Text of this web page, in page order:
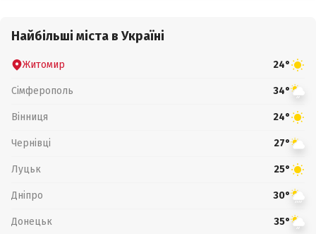
Найбільші міста в Україні
Житомир 24°
Сімферополь 34°
Вінниця 24°
Чернівці 27°
Луцьк 25°
Дніпро 30°
Донецьк 35°